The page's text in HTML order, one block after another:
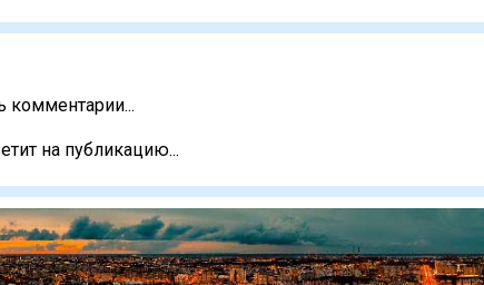
комментарии...
на публикацию...